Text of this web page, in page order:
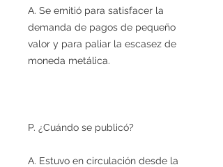
A. Se emitió para satisfacer la
demanda de pagos de pequeño
valor y para paliar la escasez de
moneda metálica.
P. ¿Cuándo se publicó?
A. Estuvo en circulación desde la